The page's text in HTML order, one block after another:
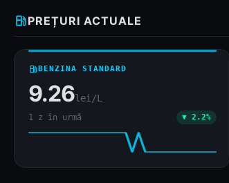
local_gas_station PREȚURI ACTUALE
local_gas_stationBENZINA STANDARD
9.26lei/L
1 z în urmă ▼ 2.2%